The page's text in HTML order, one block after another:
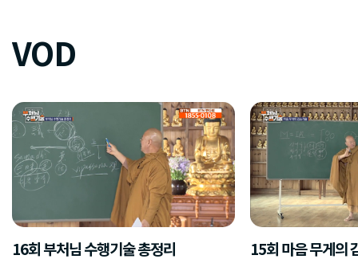
VOD
16회 부처님 수행기술 총정리 15회 마음 무게의